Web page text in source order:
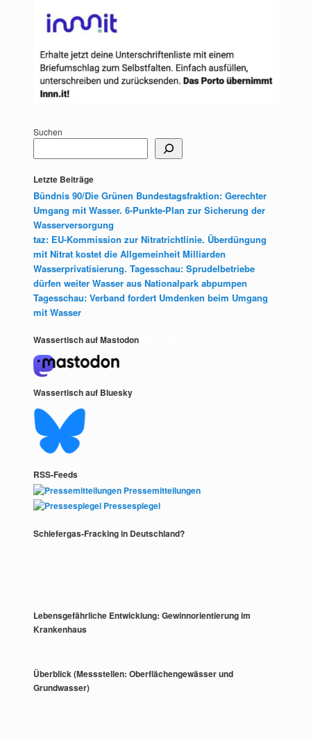
Suchen
Letzte Beiträge
Bündnis 90/Die Grünen Bundestagsfraktion: Gerechter
Umgang mit Wasser. 6-Punkte-Plan zur Sicherung der
Wasserversorgung
taz: EU-Kommission zur Nitratrichtlinie. Überdüngung
mit Nitrat kostet die Allgemeinheit Milliarden
Wasserprivatisierung. Tagesschau: Sprudelbetriebe
dürfen weiter Wasser aus Nationalpark abpumpen
Tagesschau: Verband fordert Umdenken beim Umgang
mit Wasser
Wassertisch auf Mastodon
Wassertisch auf Bluesky
RSS-Feeds
Pressemitteilungen
Pressespiegel
Schiefergas-Fracking in Deutschland?
Lebensgefährliche Entwicklung: Gewinnorientierung im
Krankenhaus
Überblick (Messstellen: Oberflächengewässer und
Grundwasser)